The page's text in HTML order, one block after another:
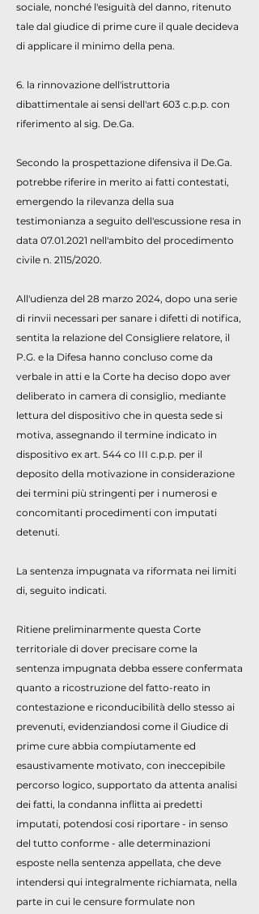
sociale, nonché l'esiguità del danno, ritenuto
tale dal giudice di prime cure il quale decideva
di applicare il minimo della pena.
6. la rinnovazione dell'istruttoria
dibattimentale ai sensi dell'art 603 c.p.p. con
riferimento al sig. De.Ga.
Secondo la prospettazione difensiva il De.Ga.
potrebbe riferire in merito ai fatti contestati,
emergendo la rilevanza della sua
testimonianza a seguito dell'escussione resa in
data 07.01.2021 nell'ambito del procedimento
civile n. 2115/2020.
All'udienza del 28 marzo 2024, dopo una serie
di rinvii necessari per sanare i difetti di notifica,
sentita la relazione del Consigliere relatore, il
P.G. e la Difesa hanno concluso come da
verbale in atti e la Corte ha deciso dopo aver
deliberato in camera di consiglio, mediante
lettura del dispositivo che in questa sede si
motiva, assegnando il termine indicato in
dispositivo ex art. 544 co III c.p.p. per il
deposito della motivazione in considerazione
dei termini più stringenti per i numerosi e
concomitanti procedimenti con imputati
detenuti.
La sentenza impugnata va riformata nei limiti
di, seguito indicati.
Ritiene preliminarmente questa Corte
territoriale di dover precisare come la
sentenza impugnata debba essere confermata
quanto a ricostruzione del fatto-reato in
contestazione e riconducibilità dello stesso ai
prevenuti, evidenziandosi come il Giudice di
prime cure abbia compiutamente ed
esaustivamente motivato, con ineccepibile
percorso logico, supportato da attenta analisi
dei fatti, la condanna inflitta ai predetti
imputati, potendosi cosi riportare - in senso
del tutto conforme - alle determinazioni
esposte nella sentenza appellata, che deve
intendersi qui integralmente richiamata, nella
parte in cui le censure formulate non